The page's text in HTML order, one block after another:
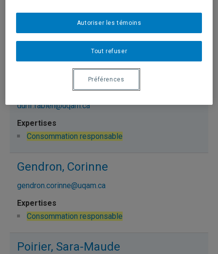
duguay.benoit@uqam.ca
Consommation responsable
Durif, Fabien
durif.fabien@uqam.ca
Consommation responsable
Gendron, Corinne
gendron.corinne@uqam.ca
Consommation responsable
Poirier, Sara-Maude
Tout refuser
Autoriser les témoins
Préférences